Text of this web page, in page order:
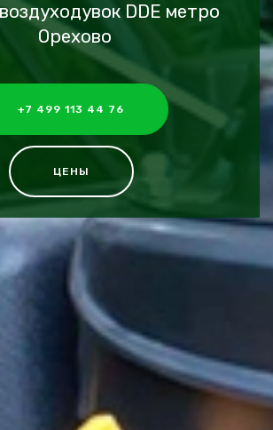
DDE метро
Орехово
+7 499 113 44 76
ЦЕНЫ